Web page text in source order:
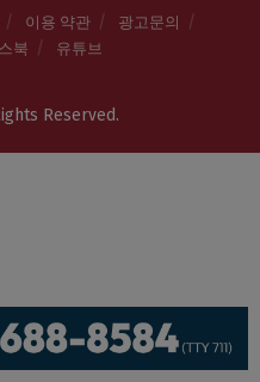
이용 약관
광고문의
북 유튜브
Reserved.